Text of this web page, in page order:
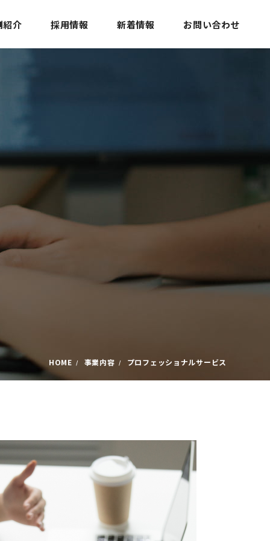
紹介 採用情報 新着情報 お問い合わせ
HOME 事業内容 プロフェッショナルサービス